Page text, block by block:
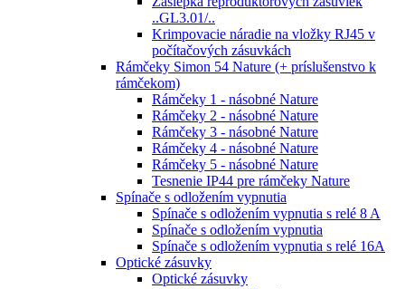
..GL3.01/..
Krimpovacie náradie na vložky RJ45 v
počítačových zásuvkách
Rámčeky Simon 54 Nature (+ príslušenstvo k
rámčekom)
Rámčeky 1 - násobné Nature
Rámčeky 2 - násobné Nature
Rámčeky 3 - násobné Nature
Rámčeky 4 - násobné Nature
Rámčeky 5 - násobné Nature
Tesnenie IP44 pre rámčeky Nature
Spínače s odložením vypnutia
Spínače s odložením vypnutia s relé 8 A
Spínače s odložením vypnutia
Spínače s odložením vypnutia s relé 16A
Optické zásuvky
Optické zásuvky